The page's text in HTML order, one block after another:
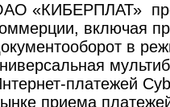
«КИБЕРПЛАТ»
включая
в
платежей
приема